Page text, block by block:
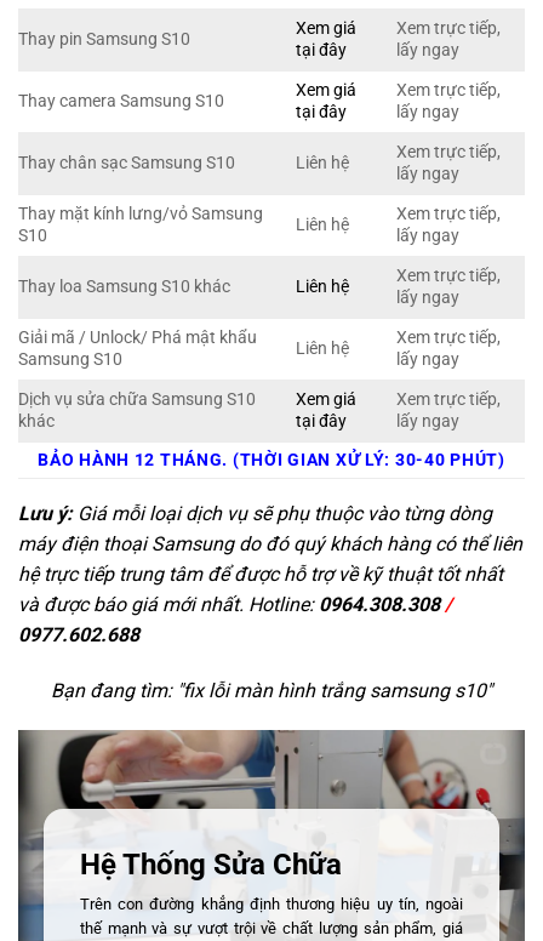
Thay pin Samsung S10
Xem giá
tại đây
Xem trực tiếp,
lấy ngay
Thay camera Samsung S10
Xem giá
tại đây
Xem trực tiếp,
lấy ngay
Thay chân sạc Samsung S10 Liên hệ
Xem trực tiếp,
lấy ngay
Thay mặt kính lưng/vỏ Samsung
S10
Liên hệ
Xem trực tiếp,
lấy ngay
Thay loa Samsung S10 khác Liên hệ
Xem trực tiếp,
lấy ngay
Giải mã / Unlock/ Phá mật khẩu
Samsung S10
Liên hệ
Xem trực tiếp,
lấy ngay
Dịch vụ sửa chữa Samsung S10
khác
Xem giá
tại đây
Xem trực tiếp,
lấy ngay
BẢO HÀNH 12 THÁNG. (THỜI GIAN XỬ LÝ: 30-40 PHÚT)
Lưu ý:Giá mỗi loại dịch vụ sẽ phụ thuộc vào từng dòng
máy điện thoại Samsung do đó quý khách hàng có thể liên
hệ trực tiếp trung tâm để được hỗ trợ về kỹ thuật tốt nhất
và được báo giá mới nhất. Hotline: 0964.308.308/
0977.602.688
Bạn đang tìm: "fix lỗi màn hình trắng samsung s10"
Hệ Thống Sửa Chữa
Trên con đường khẳng định thương hiệu uy tín, ngoài
thế mạnh và sự vượt trội về chất lượng sản phẩm, giá